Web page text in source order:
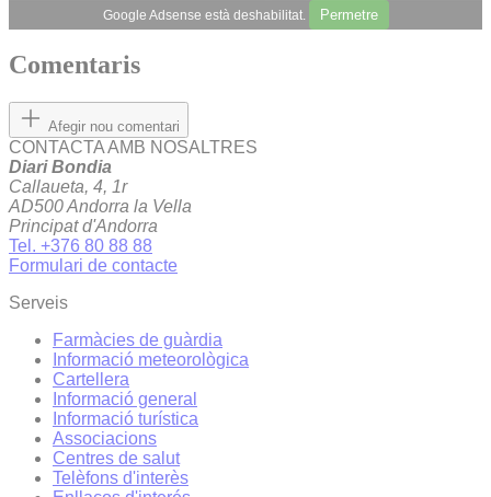
Google Adsense està deshabilitat. Permetre
Comentaris
Afegir nou comentari
CONTACTA AMB NOSALTRES
Diari Bondia
Callaueta, 4, 1r
AD500 Andorra la Vella
Principat d'Andorra
Tel. +376 80 88 88
Formulari de contacte
Serveis
Farmàcies de guàrdia
Informació meteorològica
Cartellera
Informació general
Informació turística
Associacions
Centres de salut
Telèfons d'interès